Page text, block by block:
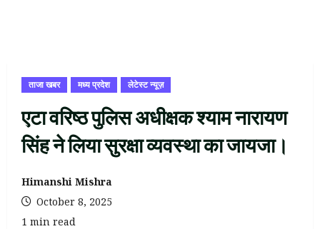
ताजा खबर मध्य प्रदेश लेटेस्ट न्यूज़
एटा वरिष्ठ पुलिस अधीक्षक श्याम नारायण
सिंह ने लिया सुरक्षा व्यवस्था का जायजा।
Himanshi Mishra
October 8, 2025
1 min read